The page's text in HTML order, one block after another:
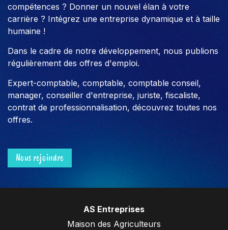
compétences ? Donner un nouvel élan à votre
carrière ? Intégrez une entreprise dynamique et à taille
humaine !
Dans le cadre de notre développement, nous publions
régulièrement des offres d'emploi.
Expert-comptable, comptable, comptable conseil,
manager, conseiller d'entreprise, juriste, fiscaliste,
contrat de professionnalisation, découvrez toutes nos
offres.
Nous rejoindre
AS Entreprises
Maison des Agriculteurs